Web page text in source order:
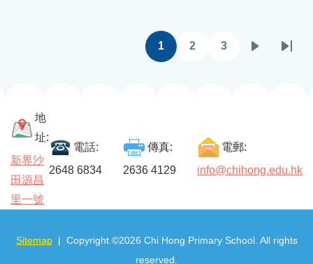
目
1 2 3
Last
地
址:
新界沙
田源昌
里一號
電話:
2648 6834
傳真:
2636 4129
電郵:
info@chihong.edu.hk
Sitemap| Copyright ©2026 Chi Hong Primary School. All rights
reserved.